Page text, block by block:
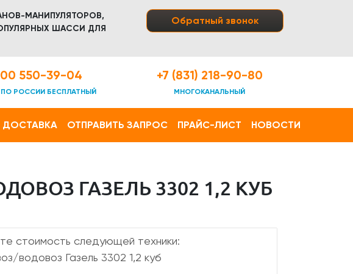
МАНИПУЛЯТОРОВ,
ШАССИ ДЛЯ
Обратный звонок
550-39-04
РОССИИ БЕСПЛАТНЫЙ
+7 (831) 218-90-80
МНОГОКАНАЛЬНЫЙ
ДОСТАВКА ОТПРАВИТЬ ЗАПРОС ПРАЙС-ЛИСТ НОВОСТИ
ГАЗЕЛЬ 3302 1,2 КУБ